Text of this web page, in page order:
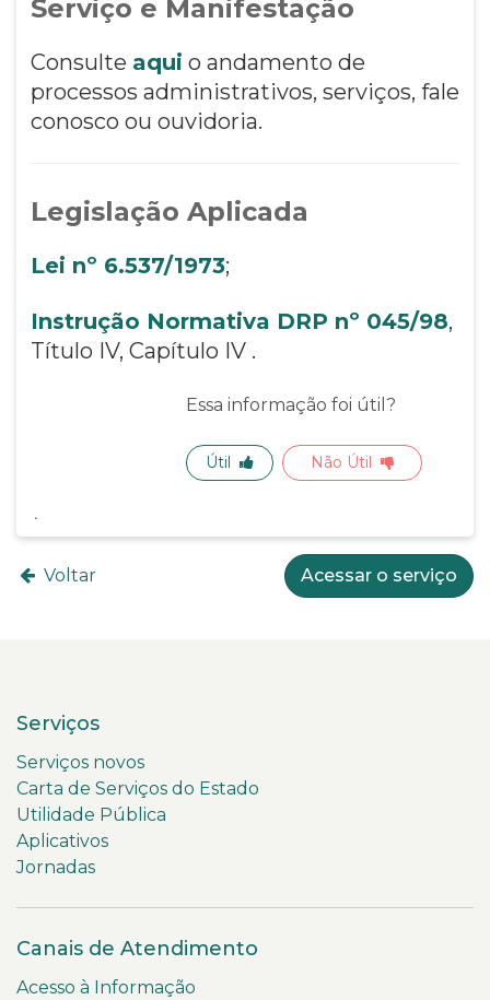
Serviço e Manifestação
Consulte aqui o andamento de
processos administrativos, serviços, fale
conosco ou ouvidoria.
Legislação Aplicada
Lei nº 6.537/1973;
Instrução Normativa DRP nº 045/98,
Título IV, Capítulo IV .
Essa informação foi útil?
Útil Não Útil
Voltar Acessar o serviço
Serviços
Serviços novos
Carta de Serviços do Estado
Utilidade Pública
Aplicativos
Jornadas
Canais de Atendimento
Acesso à Informação